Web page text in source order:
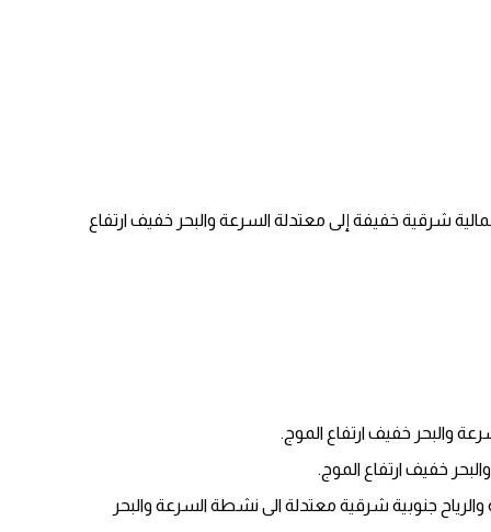
شمالية شرقية خفيفة إلى معتدلة السرعة والبحر خفيف ارتفاع
والبحر خفيف ارتفاع الموج.
خفيف ارتفاع الموج.
ودافئا نهارا، ويطرأ ارتفاع على درجات الحرارة لتصبح أعلى من معدلها السنوي العام بحدود 6 درجات مئوية والرياح جنوبية شرقية معتدلة الى نشطة السرعة والبحر